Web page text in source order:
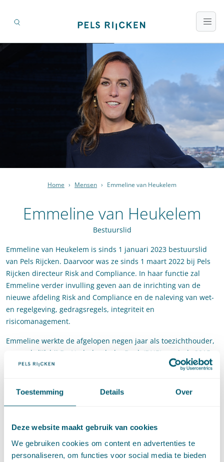
Toestemming Details Over
Deze website maakt gebruik van cookies
We gebruiken cookies om content en advertenties te
personaliseren, om functies voor social media te bieden
Home › Mensen › Emmeline van Heukelem
Emmeline van Heukelem
Bestuurslid
Emmeline van Heukelem is sinds 1 januari 2023 bestuurslid
van Pels Rijcken. Daarvoor was ze sinds 1 maart 2022 bij Pels
Rijcken directeur Risk and Compliance. In haar functie zal
Emmeline verder invulling geven aan de inrichting van de
nieuwe afdeling Risk and Compliance en de naleving van wet-
en regelgeving, gedragsregels, integriteit en
risicomanagement.
Emmeline werkte de afgelopen negen jaar als toezichthouder,
aanvankelijk bij De Nederlandsche Bank (DNB) en sinds 2015
bij de Europese Centrale Bank (ECB) in Frankfurt. Als Principal
gebied van governance en compliance in de financiële sector.
gebied van integriteit. Voorts werkte Emmeline ruim vijf jaar
loopbaan bij De Brauw Blackstone Westbroek.